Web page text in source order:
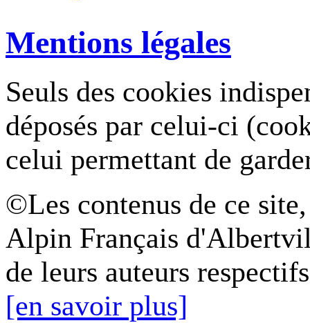
Mentions légales
Seuls des cookies
déposés par celui-ci
celui permettant de
©Les contenus de ce
Alpin Français
de leurs auteurs
[en savoir plus]